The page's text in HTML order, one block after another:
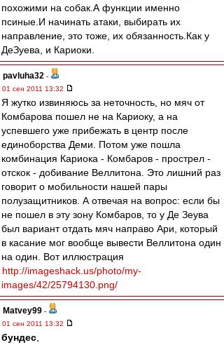
похожими на собак.А функции именно
псиные.И начинать атаки, выбирать их
направление, это тоже, их обязанность.Как у
ДеЗуева, и Кариоки.
pavluha32 -
01 сен 2011 13:32
Я жутко извиняюсь за неточность, но мяч от
Комбарова пошел не на Кариоку, а на
успевшего уже прибежать в центр после
единоборства Деми. Потом уже пошла
комбинация Кариока - Комбаров - прострел -
отскок - добивание Веллитона. Это лишний раз
говорит о мобильности нашей пары
полузащитников. А отвечая на вопрос: если бы
не пошел в эту зону Комбаров, то у Де Зеува
был вариант отдать мяч направо Ари, который
в касание мог вообще вывести Веллитона один
на один. Вот иллюстрация
http://imageshack.us/photo/my-
images/42/25794130.png/
Matvey99 -
01 сен 2011 13:32
бундес